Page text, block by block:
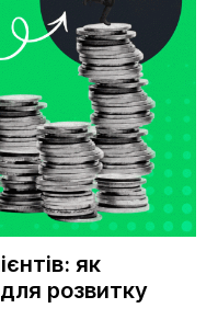
як
розвитку